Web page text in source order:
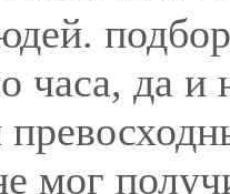
часа, да и
мог